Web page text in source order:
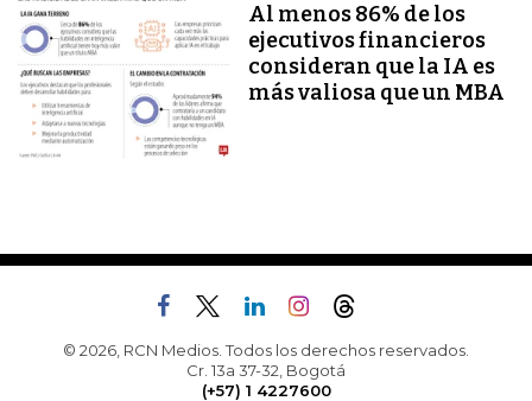
Al menos 86% de los
ejecutivos financieros
consideran que la IA es
más valiosa que un MBA
© 2026, RCN Medios. Todos los derechos reservados.
Cr. 13a 37-32, Bogotá
(+57) 1 4227600